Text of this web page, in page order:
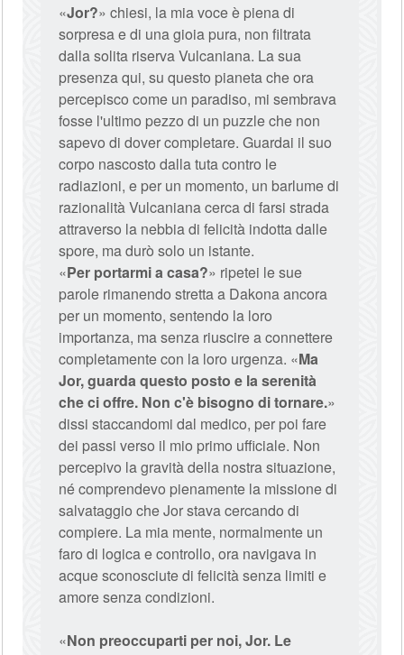
«Jor?» chiesi, la mia voce è piena di
sorpresa e di una gioia pura, non filtrata
dalla solita riserva Vulcaniana. La sua
presenza qui, su questo pianeta che ora
percepisco come un paradiso, mi sembrava
fosse l'ultimo pezzo di un puzzle che non
sapevo di dover completare. Guardai il suo
corpo nascosto dalla tuta contro le
radiazioni, e per un momento, un barlume di
razionalità Vulcaniana cerca di farsi strada
attraverso la nebbia di felicità indotta dalle
spore, ma durò solo un istante.
«Per portarmi a casa?» ripetei le sue
parole rimanendo stretta a Dakona ancora
per un momento, sentendo la loro
importanza, ma senza riuscire a connettere
completamente con la loro urgenza. «Ma
Jor, guarda questo posto e la serenità
che ci offre. Non c'è bisogno di tornare.»
dissi staccandomi dal medico, per poi fare
dei passi verso il mio primo ufficiale. Non
percepivo la gravità della nostra situazione,
né comprendevo pienamente la missione di
salvataggio che Jor stava cercando di
compiere. La mia mente, normalmente un
faro di logica e controllo, ora navigava in
acque sconosciute di felicità senza limiti e
amore senza condizioni.
«Non preoccuparti per noi, Jor. Le